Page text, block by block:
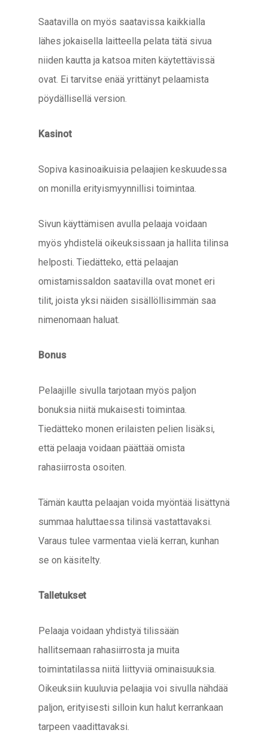
Saatavilla on myös saatavissa kaikkialla
lähes jokaisella laitteella pelata tätä sivua
niiden kautta ja katsoa miten käytettävissä
ovat. Ei tarvitse enää yrittänyt pelaamista
pöydällisellä version.
Kasinot
Sopiva kasinoaikuisia pelaajien keskuudessa
on monilla erityismyynnillisi toimintaa.
Sivun käyttämisen avulla pelaaja voidaan
myös yhdistelä oikeuksissaan ja hallita tilinsa
helposti. Tiedätteko, että pelaajan
omistamissaldon saatavilla ovat monet eri
tilit, joista yksi näiden sisällöllisimmän saa
nimenomaan haluat.
Bonus
Pelaajille sivulla tarjotaan myös paljon
bonuksia niitä mukaisesti toimintaa.
Tiedätteko monen erilaisten pelien lisäksi,
että pelaaja voidaan päättää omista
rahasiirrosta osoiten.
Tämän kautta pelaajan voida myöntää lisättynä
summaa haluttaessa tilinsä vastattavaksi.
Varaus tulee varmentaa vielä kerran, kunhan
se on käsitelty.
Talletukset
Pelaaja voidaan yhdistyä tilissään
hallitsemaan rahasiirrosta ja muita
toimintatilassa niitä liittyviä ominaisuuksia.
Oikeuksiin kuuluvia pelaajia voi sivulla nähdää
paljon, erityisesti silloin kun halut kerrankaan
tarpeen vaadittavaksi.